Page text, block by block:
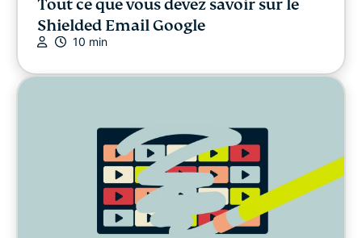
Tout ce que vous devez savoir sur le
Shielded Email Google
10 min